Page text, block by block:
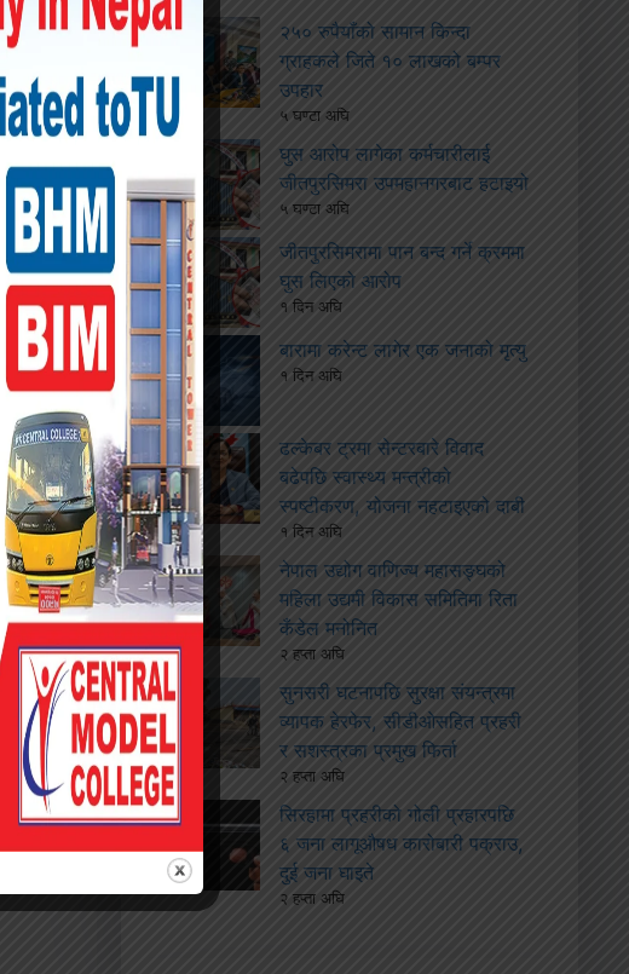
२५० रुपैयाँको सामान किन्दा
ग्राहकले जिते १० लाखको बम्पर
उपहार
५ घण्टा अघि
घुस आरोप लागेका कर्मचारीलाई
जीतपुरसिमरा उपमहानगरबाट हटाइयो
५ घण्टा अघि
जीतपुरसिमरामा पान बन्द गर्ने क्रममा
घुस लिएको आरोप
१ दिन अघि
बारामा करेन्ट लागेर एक जनाको मृत्यु
१ दिन अघि
ढल्केबर ट्रमा सेन्टरबारे विवाद
बढेपछि स्वास्थ्य मन्त्रीको
स्पष्टीकरण, योजना नहटाइएको दाबी
१ दिन अघि
नेपाल उद्योग वाणिज्य महासङ्घको
महिला उद्यमी विकास समितिमा रिता
कँडेल मनोनित
२ हप्ता अघि
सुनसरी घटनापछि सुरक्षा संयन्त्रमा
व्यापक हेरफेर, सीडीओसहित प्रहरी
र सशस्त्रका प्रमुख फिर्ता
२ हप्ता अघि
सिरहामा प्रहरीको गोली प्रहारपछि
६ जना लागूऔषध कारोबारी पक्राउ,
दुई जना घाइते
२ हप्ता अघि